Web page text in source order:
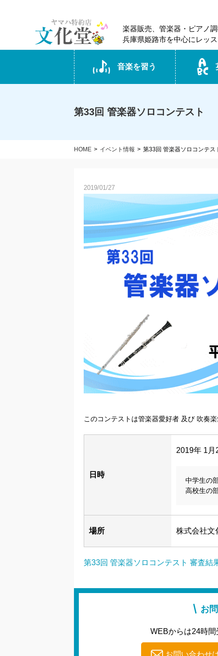
楽器販売、管楽器・ピアノ
兵庫県姫路市を中心にレッ
音楽を習う
第33回 管楽器ソロコンテスト
HOME イベント情報 第33回 管楽器ソロコンテス
2019/01/27
このコンテストは管楽器愛好者 及び 吹奏
日時
2019年 1月
中学生の
高校生の
場所 株式会社文
第33回 管楽器ソロコンテスト 審査結
お
WEBからは24時間
お問い合わせ